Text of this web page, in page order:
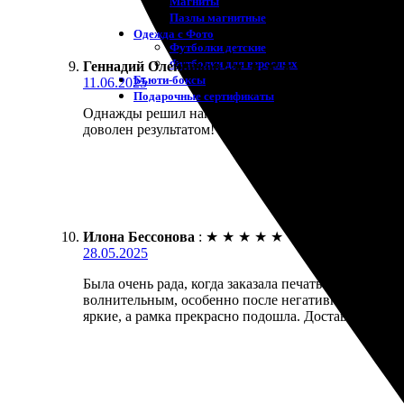
Пазлы магнитные
Одежда с Фото
Футболки детские
Футболки для взрослых
Бьюти-боксы
Подарочные сертификаты
Геннадий Олейников : ★ ★ ★ ★ ★
11.06.2025
Однажды решил напечатать фото с рамкой.
доволен результатом!
Илона Бессонова : ★ ★ ★ ★ ★
28.05.2025
Была очень рада, когда заказала печать 10х10 с
волнительным, особенно после негативного
яркие, а рамка прекрасно подошла. Доставка,